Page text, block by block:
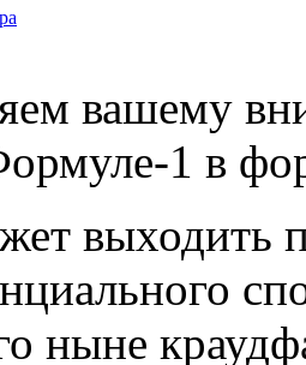
вашему
1 в
выходить
ныне